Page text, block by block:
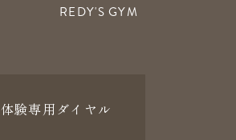
REDY'S GYM
体験専用ダイヤル